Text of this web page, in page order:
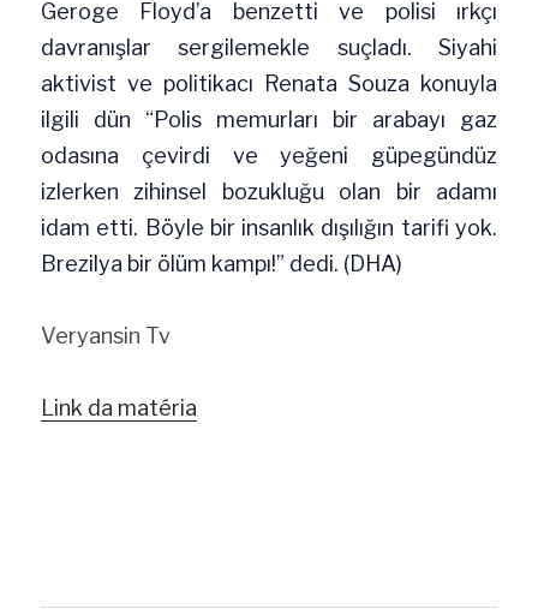
Geroge Floyd’a benzetti ve polisi ırkçı
davranışlar sergilemekle suçladı. Siyahi
aktivist ve politikacı Renata Souza konuyla
ilgili dün “Polis memurları bir arabayı gaz
odasına çevirdi ve yeğeni güpegündüz
izlerken zihinsel bozukluğu olan bir adamı
idam etti. Böyle bir insanlık dışılığın tarifi yok.
Brezilya bir ölüm kampı!” dedi. (DHA)
Veryansin Tv
Link da matéria